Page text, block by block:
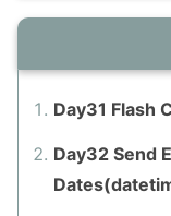
Day31 Flash
Day32 Send